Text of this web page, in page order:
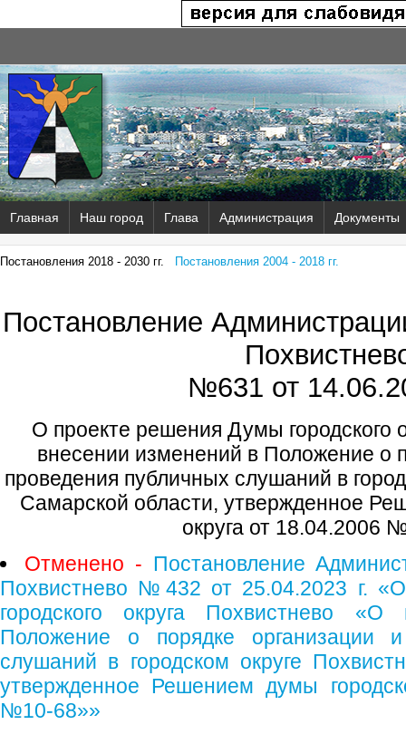
Главная Наш город Глава Администрация Документы
Постановления 2018 - 2030 гг. Постановления 2004 - 2018 гг.
Постановление
№631 от
О проекте решения Думы городского
внесении изменений в Положение о
проведения публичных слушаний в
Самарской области, утвержденное
округа от 18.04.2006
Отменено - Постановление
Похвистнево №432 от 25.04.2023 г.
городского округа Похвистнево
Положение о порядке организации
слушаний в городском округе
утвержденное Решением думы
№10-68»»